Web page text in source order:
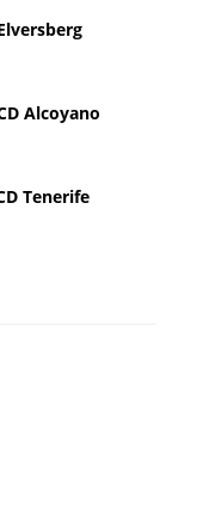
Alcoyano
Tenerife